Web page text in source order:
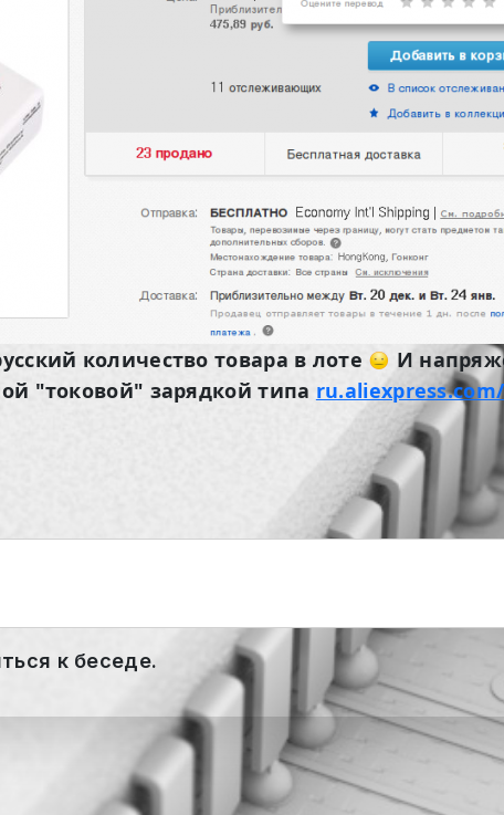
количество товара в лоте И
"токовой" зарядкой типа
к беседе.